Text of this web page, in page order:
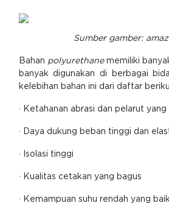
Sumber gamber:
Bahan polyurethane memiliki
banyak digunakan di berbagai
kelebihan bahan ini dari daftar
· Ketahanan abrasi dan pelarut
· Daya dukung beban tinggi dan
· Isolasi tinggi
· Kualitas cetakan yang bagus
· Kemampuan suhu rendah yang baik